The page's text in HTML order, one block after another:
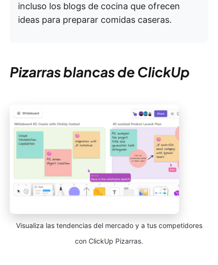
incluso los blogs de cocina que ofrecen
ideas para preparar comidas caseras.
Pizarras blancas de ClickUp
Visualiza las tendencias del mercado y a tus competidores
con ClickUp Pizarras.